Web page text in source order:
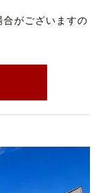
がございますの